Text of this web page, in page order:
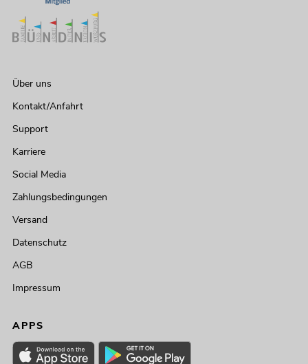
259,00€
-16%
EUROLITE LED KLS Laser Bar FX-
Über uns
Kontakt/Anfahrt
Support
Karriere
Social Media
Zahlungsbedingungen
Versand
Datenschutz
AGB
Impressum
APPS